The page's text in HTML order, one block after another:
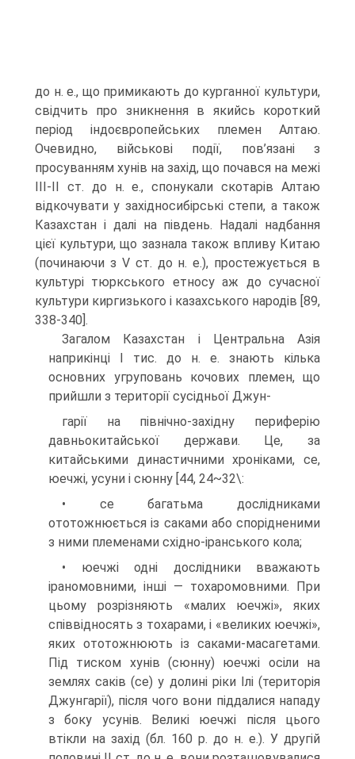
до н. е., що примикають до курганної культу­ри,
свідчить про зникнення в якийсь короткий
період індоєвропейських племен Алтаю.
Очевидно, військові події, пов’язані з
просуванням хунів на захід, що по­чався на межі
III-II ст. до н. е., спонукали скотарів Алтаю
відкочувати у західно­сибірські степи, а також
Казахстан і далі на південь. Надалі надбання
цієї культу­ри, що зазнала також впливу Китаю
(починаючи з V ст. до н. е.), простежується в
культурі тюркського етносу аж до сучасної
культури киргизького і казахського на­родів [89,
338-340].
Загалом Казахстан і Центральна Азія
наприкінці I тис. до н. е. знають кілька
основних угруповань кочових племен, що
прийшли з території сусідньої Джун-
гарії на північно-західну периферію
давньокитайської держави. Це, за
китайськи­ми династичними хроніками, се,
юечжі, усуни і сюнну [44, 24~32\:
• се багатьма дослідниками
ототожнюється із саками або спорідненими
з ними племенами східно-іранського кола;
• юечжі одні дослідники вважають
іраномовними, інші — тохаромовними. При
цьому розрізняють «малих юечжі», яких
співвідносять з тохарами, і «великих юечжі»,
яких ототожнюють із саками-масагетами.
Під тиском хунів (сюнну) юечжі осіли на
землях саків (се) у долині ріки Ілі (територія
Джунгарії), після чого вони піддалися нападу
з боку усунів. Великі юечжі після цього
втікли на захід (бл. 160 р. до н. е.). У другій